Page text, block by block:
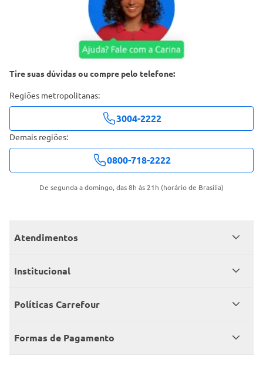
Tire suas dúvidas ou compre pelo telefone:
Regiões metropolitanas:
3004-2222
Demais regiões:
0800-718-2222
De segunda a domingo, das 8h às 21h (horário de Brasília)
Atendimentos
Meus pedidos
Consumidor.gov
Institucional
Grupo Carrefour Brasil
Produtos Carrefour
Políticas Carrefour
Políticas de entregas
Políticas de trocas e devoluções
Formas de Pagamento